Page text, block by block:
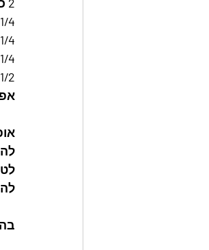
1/4 כפית מלח
1/4 כפית פלפל שחור
1/4 כפית כמון
1/2 כוס כוסברה קצוצה
לטגן